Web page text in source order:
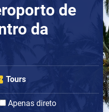
de
da
Tours
Apenas direto